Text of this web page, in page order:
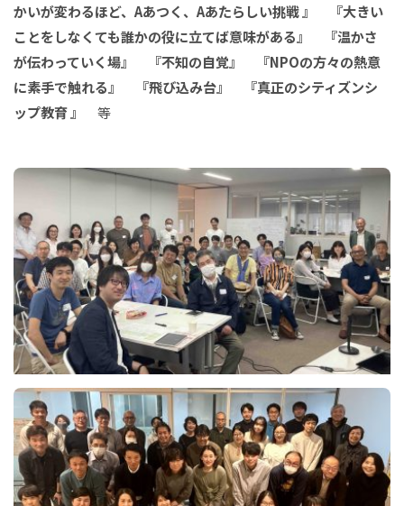
かいが変わるほど、Aあつく、Aあたらしい挑戦 』 『大きい
ことをしなくても誰かの役に立てば意味がある』 『温かさ
が伝わっていく場』 『不知の自覚』 『NPOの方々の熱意
に素手で触れる』 『飛び込み台』 『真正のシティズンシ
ップ教育 』
等